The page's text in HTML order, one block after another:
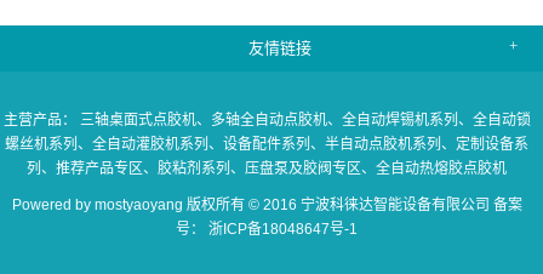
友情链接
主营产品： 三轴桌面式点胶机、多轴全自动点胶机、全自动焊锡机系列 、全自动锁
螺丝机系列 、全自动灌胶机系列 、设备配件系列 、半自动点胶机系列 、定制设备系
列 、推荐产品专区、胶粘剂系列 、压盘泵及胶阀专区、全自动热熔胶点胶机
Powered by mostyaoyang 版权所有 © 2016 宁波科徕达智能设备有限公司 备案
号： 浙ICP备18048647号-1